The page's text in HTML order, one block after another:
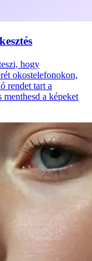
hogy
okostelefonokon,
rendet tart a
a képeket